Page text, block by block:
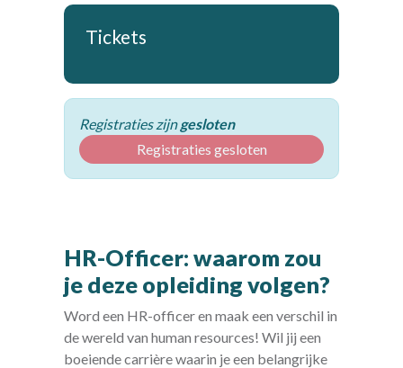
Tickets
Registraties zijngesloten
Registraties gesloten
HR-Officer: waarom zou
je deze opleiding volgen?
Word een HR-officer en maak een verschil in
de wereld van human resources! Wil jij een
boeiende carrière waarin je een belangrijke